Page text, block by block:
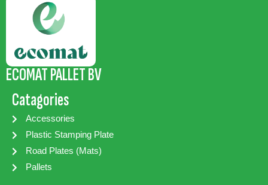
ECOMAT PALLET BV
Catagories
Accessories
Plastic Stamping Plate
Road Plates (Mats)
Pallets